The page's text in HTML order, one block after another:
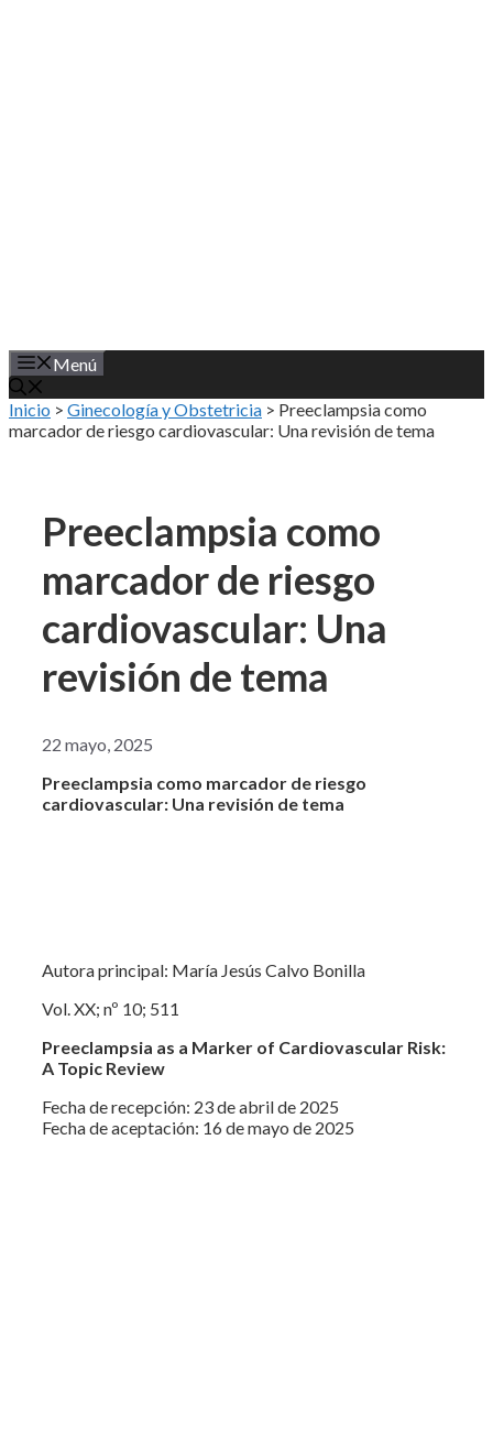
Menú
Inicio > Ginecología y Obstetricia > Preeclampsia como
marcador de riesgo cardiovascular: Una revisión de tema
Preeclampsia como
marcador de riesgo
cardiovascular: Una
revisión de tema
22 mayo, 2025
Preeclampsia como marcador de riesgo
cardiovascular: Una revisión de tema
Autora principal: María Jesús Calvo Bonilla
Vol. XX; nº 10; 511
Preeclampsia as a Marker of Cardiovascular Risk:
A Topic Review
Fecha de recepción: 23 de abril de 2025
Fecha de aceptación: 16 de mayo de 2025